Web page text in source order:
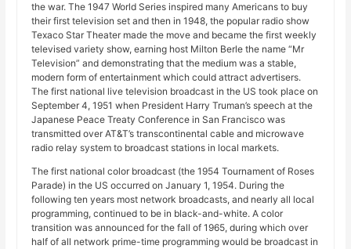
the war. The 1947 World Series inspired many Americans to buy
their first television set and then in 1948, the popular radio show
Texaco Star Theater made the move and became the first weekly
televised variety show, earning host Milton Berle the name “Mr
Television” and demonstrating that the medium was a stable,
modern form of entertainment which could attract advertisers.
The first national live television broadcast in the US took place on
September 4, 1951 when President Harry Truman’s speech at the
Japanese Peace Treaty Conference in San Francisco was
transmitted over AT&T’s transcontinental cable and microwave
radio relay system to broadcast stations in local markets.
The first national color broadcast (the 1954 Tournament of Roses
Parade) in the US occurred on January 1, 1954. During the
following ten years most network broadcasts, and nearly all local
programming, continued to be in black-and-white. A color
transition was announced for the fall of 1965, during which over
half of all network prime-time programming would be broadcast in